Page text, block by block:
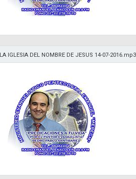
IGLESIA DEL NOMBRE DE JESUS 14-07-2016.mp3